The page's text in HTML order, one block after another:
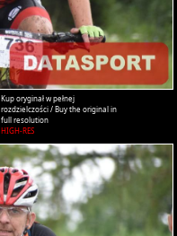
Kup oryginał w pełnej
rozdzielczości / Buy the original in
full resolution
HIGH-RES